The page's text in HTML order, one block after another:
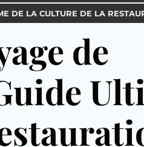
DE LA CULTURE DE LA
de